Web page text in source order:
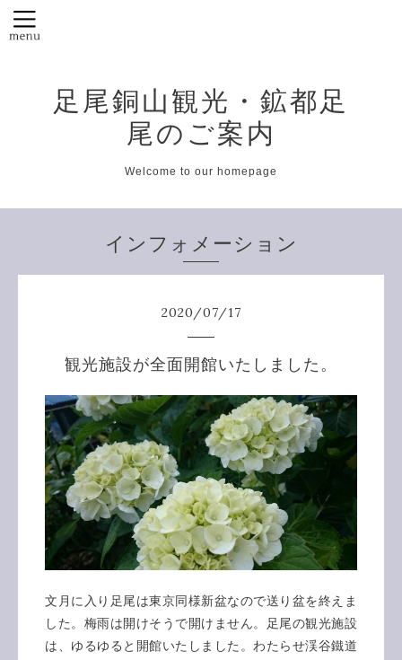
足尾銅山観光・鉱都足
尾のご案内
Welcome to our homepage
インフォメーション
2020/07/17
観光施設が全面開館いたしました。
文月に入り足尾は東京同様新盆なので送り盆を終えま
した。梅雨は開けそうで開けません。足尾の観光施設
は、ゆるゆると開館いたしました。わたらせ渓谷鐵道